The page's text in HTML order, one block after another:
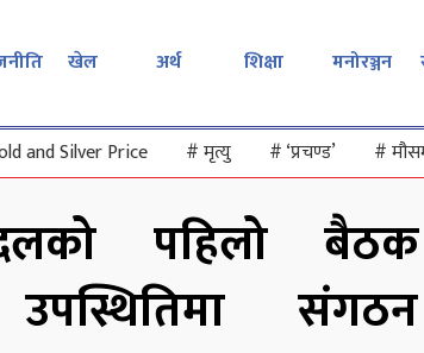
खेल अर्थ शिक्षा मनोरञ्जन
and Silver Price #मृत्यु #‘प्रचण्ड’ #
पहिलो बैठक
संगठन